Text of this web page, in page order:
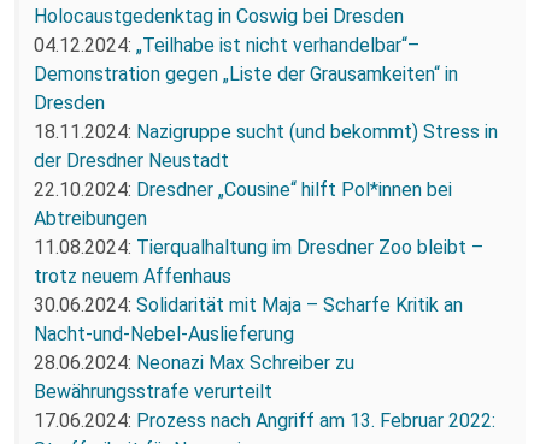
Holocaustgedenktag in Coswig bei Dresden
04.12.2024: „Teilhabe ist nicht verhandelbar“–
Demonstration gegen „Liste der Grausamkeiten“ in
Dresden
18.11.2024: Nazigruppe sucht (und bekommt) Stress in
der Dresdner Neustadt
22.10.2024: Dresdner „Cousine“ hilft Pol*innen bei
Abtreibungen
11.08.2024: Tierqualhaltung im Dresdner Zoo bleibt –
trotz neuem Affenhaus
30.06.2024: Solidarität mit Maja – Scharfe Kritik an
Nacht-und-Nebel-Auslieferung
28.06.2024: Neonazi Max Schreiber zu
Bewährungsstrafe verurteilt
17.06.2024: Prozess nach Angriff am 13. Februar 2022: